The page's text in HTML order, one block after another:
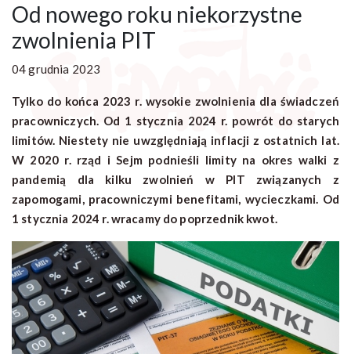
Od nowego roku niekorzystne
zwolnienia PIT
04 grudnia 2023
Tylko do końca 2023 r. wysokie zwolnienia dla świadczeń
pracowniczych. Od 1 stycznia 2024 r. powrót do starych
limitów. Niestety nie uwzględniają inflacji z ostatnich lat.
W 2020 r. rząd i Sejm podnieśli limity na okres walki z
pandemią dla kilku zwolnień w PIT związanych z
zapomogami, pracowniczymi benefitami, wycieczkami. Od
1 stycznia 2024 r. wracamy do poprzednik kwot.